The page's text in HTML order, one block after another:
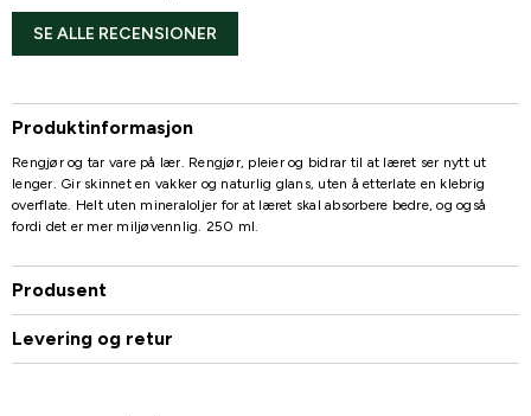
SE ALLE RECENSIONER
Produktinformasjon
Rengjør og tar vare på lær. Rengjør, pleier og bidrar til at læret ser nytt ut
lenger. Gir skinnet en vakker og naturlig glans, uten å etterlate en klebrig
overflate. Helt uten mineraloljer for at læret skal absorbere bedre, og også
fordi det er mer miljøvennlig. 250 ml.
Produsent
Levering og retur